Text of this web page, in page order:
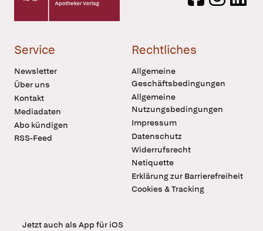
Service
Newsletter
Über uns
Kontakt
Mediadaten
Abo kündigen
RSS-Feed
Rechtliches
Allgemeine
Geschäftsbedingungen
Allgemeine
Nutzungsbedingungen
Impressum
Datenschutz
Widerrufsrecht
Netiquette
Erklärung zur Barrierefreiheit
Cookies & Tracking
Jetzt auch als App für iOS